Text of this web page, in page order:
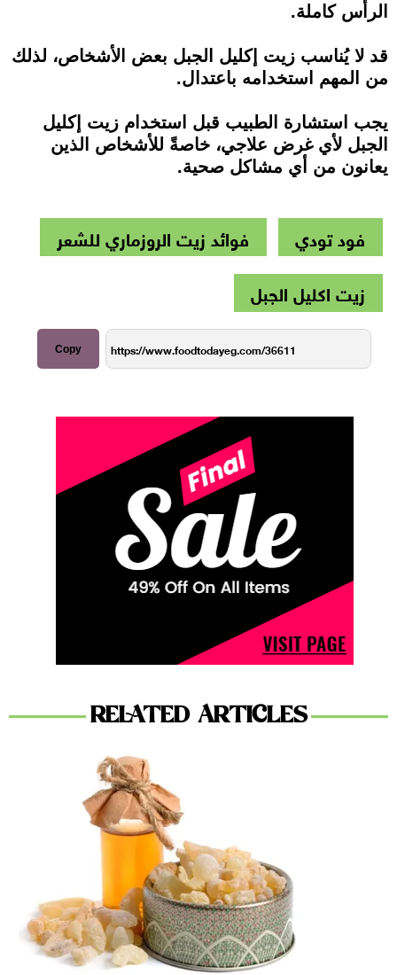
الرأس كاملة.
قد لا يُناسب زيت إكليل الجبل بعض الأشخاص، لذلك
من المهم استخدامه باعتدال.
يجب استشارة الطبيب قبل استخدام زيت إكليل
الجبل لأي غرض علاجي، خاصةً للأشخاص الذين
يعانون من أي مشاكل صحية.
فود تودي
فوائد زيت الروزماري للشعر
زيت اكليل الجبل
Copy
RELATED ARTICLES